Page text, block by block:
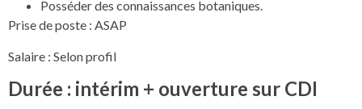
Posséder des connaissances botaniques.
Prise de poste : ASAP
Salaire : Selon profil
Durée : intérim + ouverture sur CDI